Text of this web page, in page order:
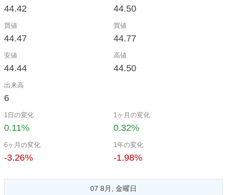
44.42 44.50
買値
44.47
買値
44.77
安値
44.44
高値
44.50
出来高
6
1日の変化
0.11%
1ヶ月の変化
0.32%
6ヶ月の変化
-3.26%
1年の変化
-1.98%
07 8月, 金曜日